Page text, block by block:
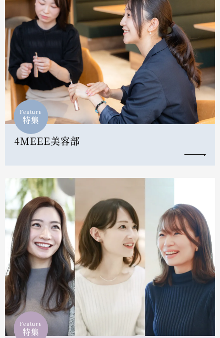
Feature
特集
4MEEE美容部
Feature
特集